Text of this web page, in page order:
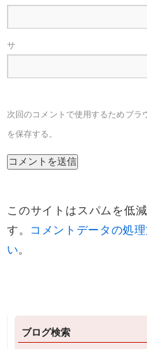
サ
次回のコメントで使用するためブラ
を保存する。
このサイトはスパムを低
す。
コメントデータの処
い。
ブログ検索